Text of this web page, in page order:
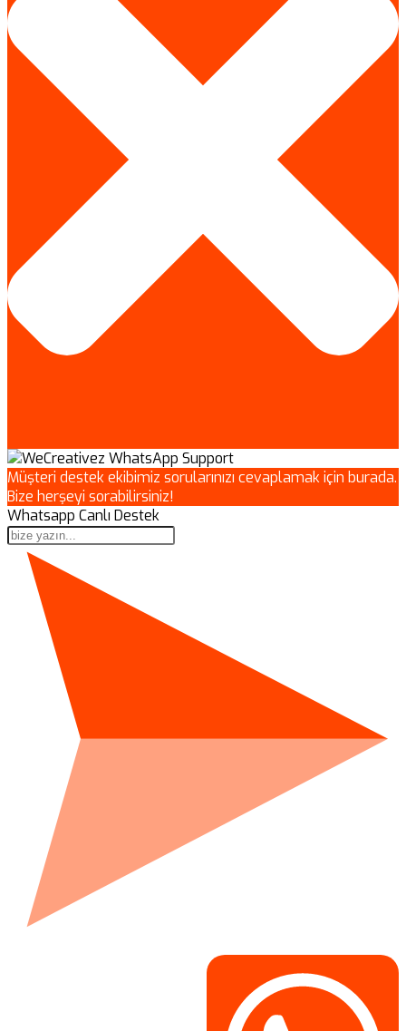
Müşteri destek ekibimiz sorularınızı cevaplamak için burada.
Bize herşeyi sorabilirsiniz!
Whatsapp Canlı Destek